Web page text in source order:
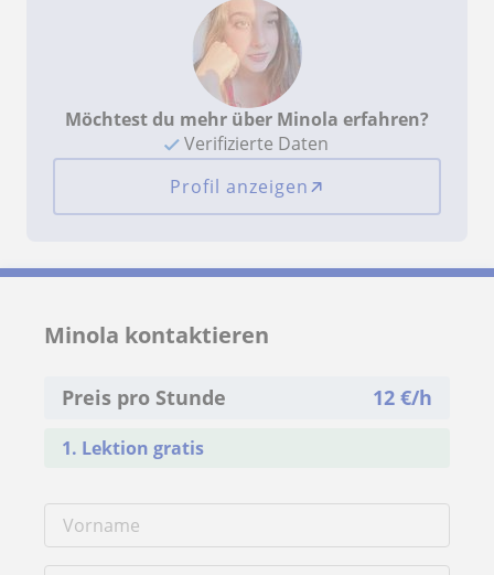
Möchtest du mehr über Minola erfahren?
Verifizierte Daten
Profil anzeigen
Minola kontaktieren
Preis pro Stunde 12€/h
1. Lektion gratis